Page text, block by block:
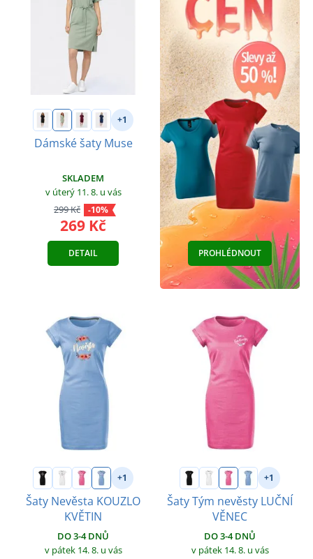
+1
Dámské šaty Muse
SKLADEM
v úterý 11. 8. u vás
299 Kč
-10%
269 Kč
DETAIL PROHLÉDNOUT
+1
Šaty Nevěsta KOUZLO
KVĚTIN
DO 3-4 DNŮ
v pátek 14. 8. u vás
+1
Šaty Tým nevěsty LUČNÍ
VĚNEC
DO 3-4 DNŮ
v pátek 14. 8. u vás